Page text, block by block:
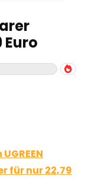
für nur 22,79